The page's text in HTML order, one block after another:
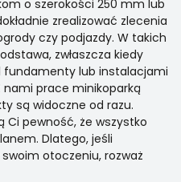
o szerokości 250 mm lub
zrealizować zlecenia
czy podjazdy. W takich
zwłaszcza kiedy
fundamenty lub instalacjami
prace minikoparką
są widoczne od razu.
Ci pewność, że wszystko
Dlatego, jeśli
otoczeniu, rozważ